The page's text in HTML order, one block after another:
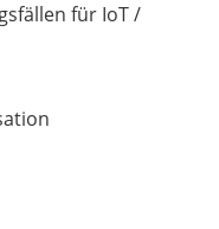
für IoT /